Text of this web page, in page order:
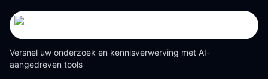
Versnel uw onderzoek en kennisverwerving met AI-
aangedreven tools